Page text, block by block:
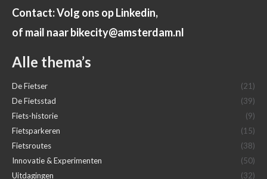
Contact: Volg ons op Linkedin,
of mail naar bikecity@amsterdam.nl
Alle thema’s
De Fietser
(21)
De Fietsstad
(39)
Fiets-historie
(9)
Fietsparkeren
(15)
Fietsroutes
(38)
Innovatie & Experimenten
(50)
Uitdagingen
(32)